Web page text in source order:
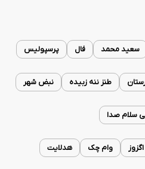
سعید محمد فال پرسپولیس
طنز ننه زبیده نبض شهر
سلام صدا
وام چک هدلایت